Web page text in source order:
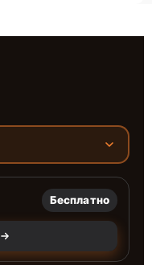
Бесплатно